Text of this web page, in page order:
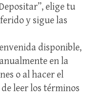
elige tu
y sigue las
disponible,
en la
o al hacer el
leer los términos